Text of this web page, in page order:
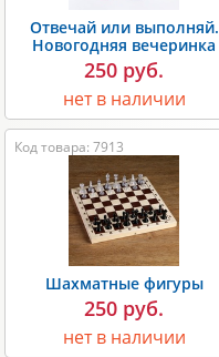
Отвечай или выполняй.
Новогодняя вечеринка
250 руб.
нет в наличии
Код товара: 7913
Шахматные фигуры
250 руб.
нет в наличии